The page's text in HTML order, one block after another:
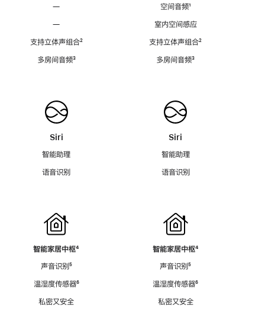
—
—
支持立体声组合脚
²
多房间音频脚
³
Siri
智能助理
语音识别
智能家居中枢脚
⁴
声音识别脚
⁵
温湿度传感器脚
⁶
私密又安全
空间音频脚
¹
室内空间感应
支持立体声组合脚
²
多房间音频脚
³
Siri
智能助理
语音识别
智能家居中枢脚
⁴
声音识别脚
⁵
温湿度传感器脚
⁶
私密又安全